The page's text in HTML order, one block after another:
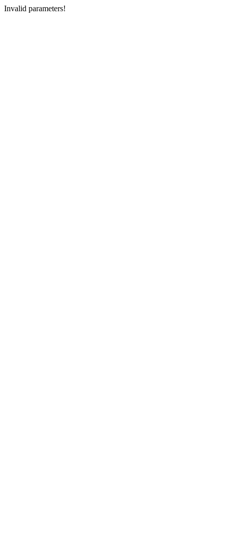
Invalid parameters!